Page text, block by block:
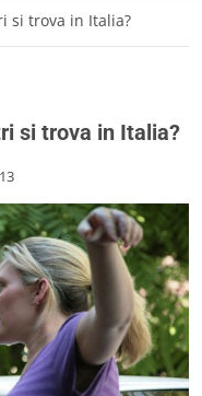
si trova in Italia?
si trova in Italia?